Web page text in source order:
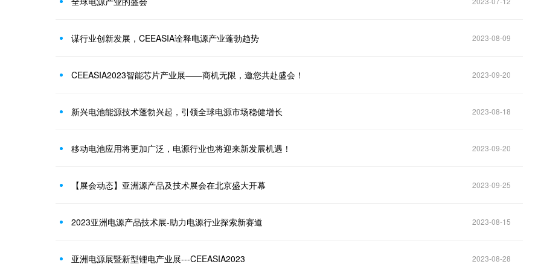
谋行业创新发展，CEEASIA诠释电源产业蓬勃趋势 2023-08-09
CEEASIA2023智能芯片产业展——商机无限，邀您共赴盛会！ 2023-09-20
新兴电池能源技术蓬勃兴起，引领全球电源市场稳健增长 2023-08-18
移动电池应用将更加广泛，电源行业也将迎来新发展机遇！ 2023-09-20
【展会动态】亚洲源产品及技术展会在北京盛大开幕 2023-09-25
2023亚洲电源产品技术展-助力电源行业探索新赛道 2023-08-15
亚洲电源展暨新型锂电产业展---CEEASIA2023 2023-08-28